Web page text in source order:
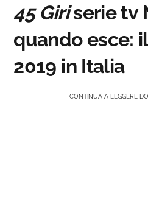
45 Giriserie tv
quando esce:
2019 in Italia
CONTINUA A LEGGERE